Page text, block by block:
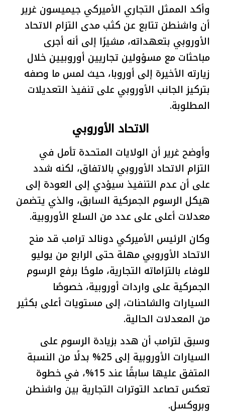
وأكد الممثل التجاري الأميركي جيميسون غرير
أن واشنطن تتابع عن كثب مدى التزام الاتحاد
الأوروبي بتعهداته، مشيرًا إلى أنه أجرى
مباحثات مع مسؤولين تجاريين أوروبيين خلال
زيارته الأخيرة إلى أوروبا، حيث لمس ما وصفه
بتركيز الجانب الأوروبي على تنفيذ التعديلات
المطلوبة.
الاتحاد الأوروبي
وأوضح غرير أن الولايات المتحدة تأمل في
التزام الاتحاد الأوروبي بالاتفاق، لكنه شدد
على أن عدم التنفيذ سيؤدي إلى العودة إلى
هيكل الرسوم الجمركية السابق، والذي يتضمن
معدلات أعلى على عدد من السلع الأوروبية.
وكان الرئيس الأميركي دونالد ترامب قد منح
الاتحاد الأوروبي مهلة حتى الرابع من يوليو
للوفاء بالتزاماته التجارية، ملوحًا برفع الرسوم
الجمركية على واردات أوروبية، خصوصًا
السيارات والشاحنات، إلى مستويات أعلى بكثير
من المعدلات الحالية.
وسبق لترامب أن هدد بزيادة الرسوم على
السيارات الأوروبية إلى 25% بدلًا من النسبة
المتفق عليها سابقًا عند 15%، في خطوة
تعكس تصاعد التوترات التجارية بين واشنطن
وبروكسل.